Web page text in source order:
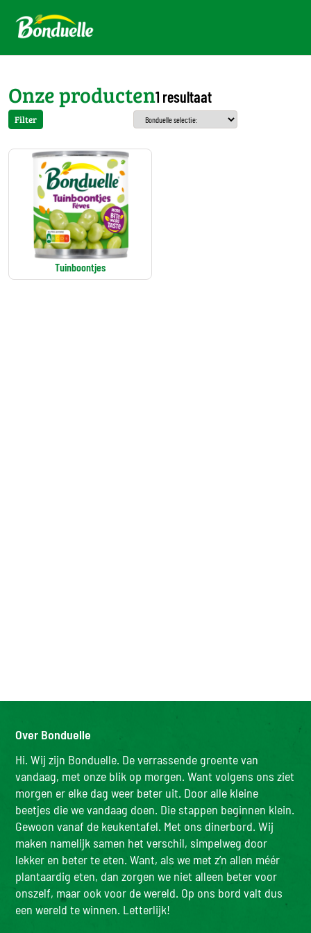
Onze producten1 resultaat
Filter
Tuinboontjes
Over Bonduelle
Hi. Wij zijn Bonduelle. De verrassende groente van
vandaag, met onze blik op morgen. Want volgens ons ziet
morgen er elke dag weer beter uit. Door alle kleine
beetjes die we vandaag doen. Die stappen beginnen klein.
Gewoon vanaf de keukentafel. Met ons dinerbord. Wij
maken namelijk samen het verschil, simpelweg door
lekker en beter te eten. Want, als we met z’n allen méér
plantaardig eten, dan zorgen we niet alleen beter voor
onszelf, maar ook voor de wereld. Op ons bord valt dus
een wereld te winnen. Letterlijk!